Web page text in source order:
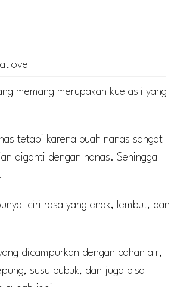
memang merupakan kue asli yang
tetapi karena buah nanas sangat
diganti dengan nanas. Sehingga
ciri rasa yang enak, lembut, dan
dicampurkan dengan bahan air,
susu bubuk, dan juga bisa